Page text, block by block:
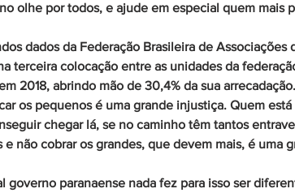
olhe por todos, e ajude em especial quem mais
dados da Federação Brasileira de Associações
terceira colocação entre as unidades da
2018, abrindo mão de 30,4% da sua
os pequenos é uma grande injustiça. Quem
chegar lá, se no caminho têm tantos
e não cobrar os grandes, que devem mais, é uma
governo paranaense nada fez para isso ser